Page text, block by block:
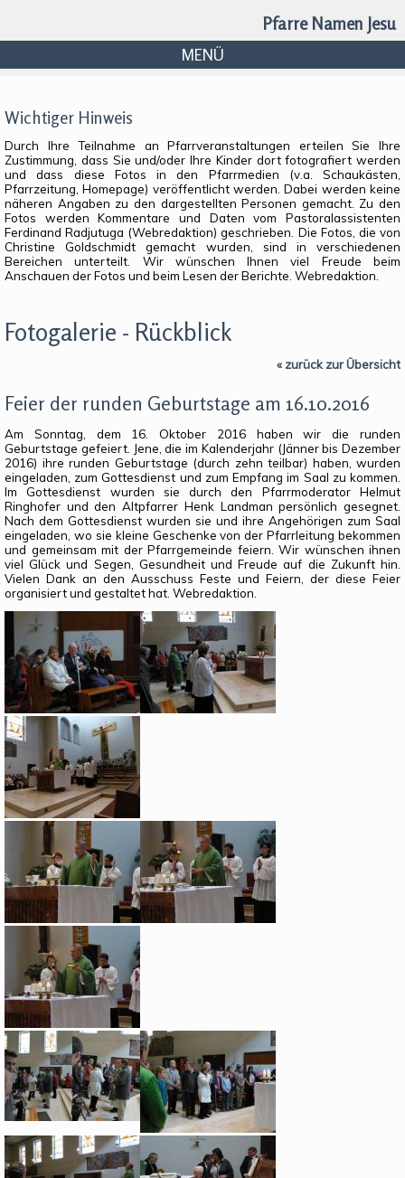
Pfarre Namen Jesu
MENÜ
Wichtiger Hinweis
Durch Ihre Teilnahme an Pfarrveranstaltungen erteilen Sie Ihre
Zustimmung, dass Sie und/oder Ihre Kinder dort fotografiert werden
und dass diese Fotos in den Pfarrmedien (v.a. Schaukästen,
Pfarrzeitung, Homepage) veröffentlicht werden. Dabei werden keine
näheren Angaben zu den dargestellten Personen gemacht. Zu den
Fotos werden Kommentare und Daten vom Pastoralassistenten
Ferdinand Radjutuga (Webredaktion) geschrieben. Die Fotos, die von
Christine Goldschmidt gemacht wurden, sind in verschiedenen
Bereichen unterteilt. Wir wünschen Ihnen viel Freude beim
Anschauen der Fotos und beim Lesen der Berichte. Webredaktion.
Fotogalerie - Rückblick
« zurück zur Übersicht
Feier der runden Geburtstage am 16.10.2016
Am Sonntag, dem 16. Oktober 2016 haben wir die runden
Geburtstage gefeiert. Jene, die im Kalenderjahr (Jänner bis Dezember
2016) ihre runden Geburtstage (durch zehn teilbar) haben, wurden
eingeladen, zum Gottesdienst und zum Empfang im Saal zu kommen.
Im Gottesdienst wurden sie durch den Pfarrmoderator Helmut
Ringhofer und den Altpfarrer Henk Landman persönlich gesegnet.
Nach dem Gottesdienst wurden sie und ihre Angehörigen zum Saal
eingeladen, wo sie kleine Geschenke von der Pfarrleitung bekommen
und gemeinsam mit der Pfarrgemeinde feiern. Wir wünschen ihnen
viel Glück und Segen, Gesundheit und Freude auf die Zukunft hin.
Vielen Dank an den Ausschuss Feste und Feiern, der diese Feier
organisiert und gestaltet hat. Webredaktion.